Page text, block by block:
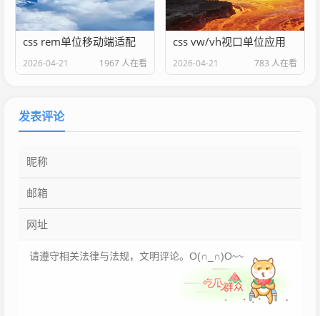
css rem单位移动端适配
2026-04-21 1967 人在看
css vw/vh视口单位应用
2026-04-21 783 人在看
发表评论